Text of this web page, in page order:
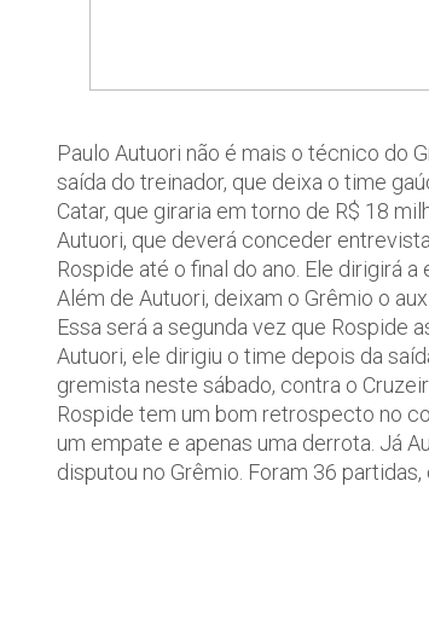
Paulo Autuori não é mais o técnico do
saída do treinador, que deixa o time
Catar, que giraria em torno de R$ 18
Autuori, que deverá conceder
Rospide até o final do ano. Ele dirigirá
Além de Autuori, deixam o Grêmio o
Essa será a segunda vez que Rospide
Autuori, ele dirigiu o time depois da
gremista neste sábado, contra o
Rospide tem um bom retrospecto no
um empate e apenas uma derrota. Já
disputou no Grêmio. Foram 36